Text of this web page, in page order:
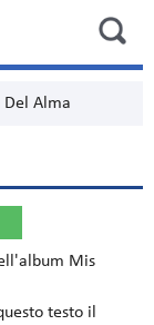
Del Alma
Mis
testo il